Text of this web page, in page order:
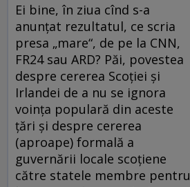
Ei bine, în ziua cînd s-a
anunțat rezultatul, ce scria
presa „mare“, de pe la CNN,
FR24 sau ARD? Păi, povestea
despre cererea Scoției și
Irlandei de a nu se ignora
voința populară din aceste
țări și despre cererea
(aproape) formală a
guvernării locale scoțiene
către statele membre pentru